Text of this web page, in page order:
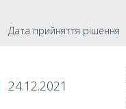
Дата прийняття рішення
24.12.2021